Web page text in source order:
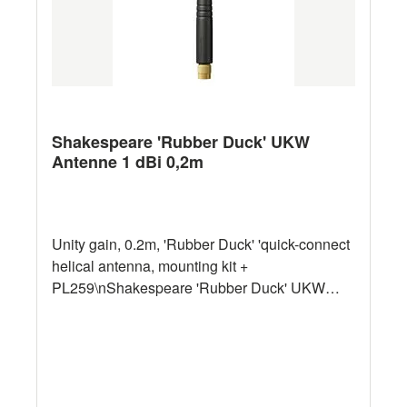
Shakespeare 'Rubber Duck' UKW
Antenne 1 dBi 0,2m
Unity gain, 0.2m, 'Rubber Duck' 'quick-connect
helical antenna, mounting kit +
PL259\nShakespeare 'Rubber Duck' UKW